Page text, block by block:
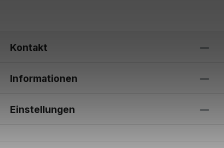
Kontakt
Informationen
Einstellungen